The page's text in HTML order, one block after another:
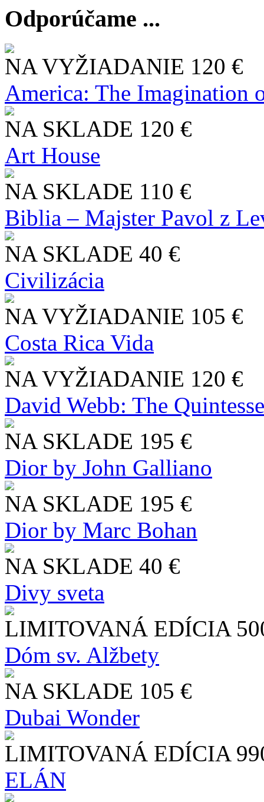
Odporúčame ...
NA VYŽIADANIE 120 €
America: The Imagination
NA SKLADE 120 €
Art House
NA SKLADE 110 €
Biblia – Majster Pavol z
NA SKLADE 40 €
Civilizácia
NA VYŽIADANIE 105 €
Costa Rica Vida
NA VYŽIADANIE 120 €
David Webb: The
NA SKLADE 195 €
Dior by John Galliano
NA SKLADE 195 €
Dior by Marc Bohan
NA SKLADE 40 €
Divy sveta
LIMITOVANÁ EDÍCIA
Dóm sv. Alžbety
NA SKLADE 105 €
Dubai Wonder
LIMITOVANÁ EDÍCIA
ELÁN